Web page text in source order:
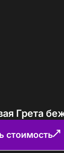
Грета
стоимость